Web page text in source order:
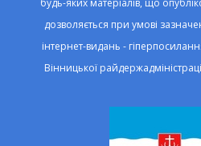
будь-яких матеріалів, що
дозволяється при умові
інтернет-видань -
Вінницької